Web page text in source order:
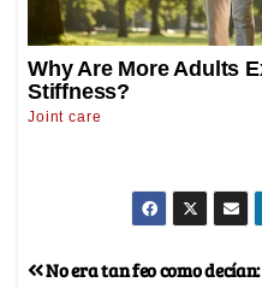
No era tan feo como decían: